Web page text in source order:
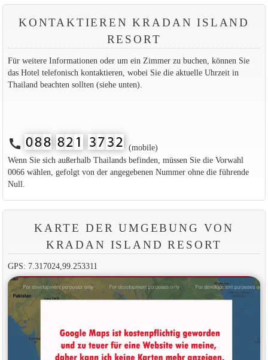
KONTAKTIEREN KRADAN ISLAND
RESORT
Für weitere Informationen oder um ein Zimmer zu buchen, können Sie
das Hotel telefonisch kontaktieren, wobei Sie die aktuelle Uhrzeit in
Thailand beachten sollten (siehe unten).
call
(mobile)
Wenn Sie sich außerhalb Thailands befinden, müssen Sie die Vorwahl
0066 wählen, gefolgt von der angegebenen Nummer ohne die führende
Null.
KARTE DER UMGEBUNG VON
KRADAN ISLAND RESORT
GPS: 7.317024,99.253311